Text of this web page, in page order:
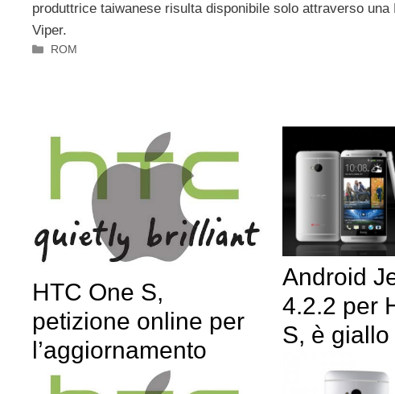
produttrice taiwanese risulta disponibile solo attraverso
Viper.
Categorie
ROM
HTC One S,
petizione online per
l’aggiornamento
Android
4.2.2 per
S, è giallo